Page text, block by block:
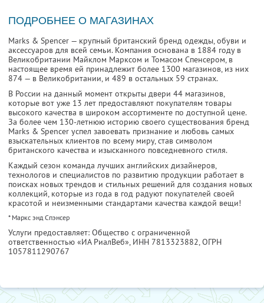
ПОДРОБНЕЕ О МАГАЗИНАХ
Marks & Spencer — крупный британский бренд одежды, обуви и
аксессуаров для всей семьи. Компания основана в 1884 году в
Великобритании Майклом Марксом и Томасом Спенсером, в
настоящее время ей принадлежит более 1300 магазинов, из них
874 — в Великобритании, и 489 в остальных 59 странах.
В России на данный момент открыты двери 44 магазинов,
которые вот уже 13 лет предоставляют покупателям товары
высокого качества в широком ассортименте по доступной цене.
За более чем 130-летнюю историю своего существования бренд
Marks & Spencer успел завоевать признание и любовь самых
взыскательных клиентов по всему миру, став символом
британского качества и изысканного повседневного стиля.
Каждый сезон команда лучших английских дизайнеров,
технологов и специалистов по развитию продукции работает в
поисках новых трендов и стильных решений для создания новых
коллекций, которые из года в год радуют покупателей своей
красотой и неизменными стандартами качества каждой вещи!
* Маркс энд Спэнсер
Услуги предоставляет: Общество с ограниченной
ответственностью «ИА РиалВеб», ИНН 7813323882, ОГРН
1057811290767